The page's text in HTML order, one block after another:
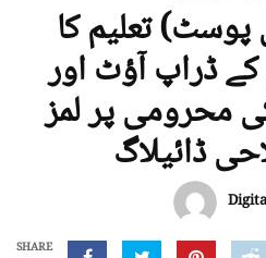
پوسٹ) تعلیم کا
ڈراپ آؤٹ اور
محرومی پر لمز
ڈائیلاگ
SHARE